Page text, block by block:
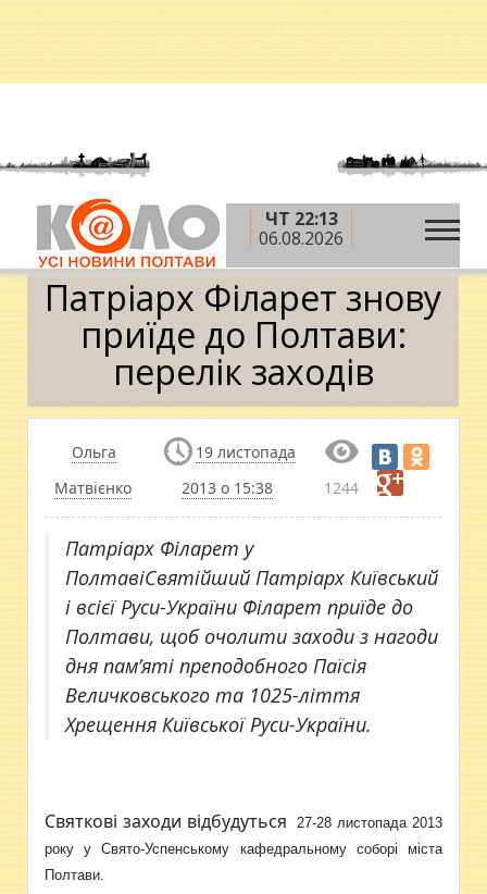
ЧТ 22:13
06.08.2026
Головна » Новини »
Патріарх Філарет знову
приїде до Полтави: перелік заходів
Патріарх Філарет знову
приїде до Полтави:
перелік заходів
Ольга
Матвієнко
19 листопада
2013 о 15:38
1244
Патріарх Філарет у
ПолтавіСвятійший Патріарх Київський
і всієї Руси-України Філарет приїде до
Полтави, щоб очолити заходи з нагоди
дня пам’яті преподобного Паїсія
Величковського та 1025-ліття
Хрещення Київської Руси-України.
Святкові заходи відбудуться
27-28 листопада 2013
року у Свято-Успенському кафедральному соборі міста
Полтави.